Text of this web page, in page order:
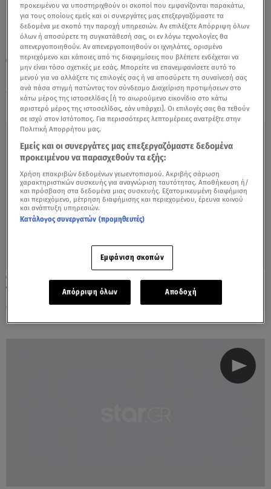
16.05.25, 14:25
Καλλίρης για Klavdia: «Έχει μια φωνή από
εδώ μέχρι το υπερπέραν»
Το συγκινητικό δώρο του Θάνου Καλλίρη
στη Ναταλία Γερμανού
προκειμένου να υποστηριχθούν οι σκοποί που εμφανίζονται παρακάτω,
για τους οποίους εμείς και οι συνεργάτες μας επεξεργαζόμαστε τα
δεδομένα με σκοπό την παροχή υπηρεσιών. Αν επιλέξετε Απόρριψη όλων
όλων ή αποσύρετε τη συγκατάθεσή σας, οι εν λόγω τεχνολογίες θα
απενεργοποιηθούν. Αν απενεργοποιηθούν οι ιχνηλάτες, ορισμένο
περιεχόμενο και κάποιες από τις διαφημίσεις που βλέπετε ενδέχεται να
μην είναι τόσο σχετικές με εσάς. Μπορείτε να επανεμφανίσετε αυτό το
μενού για να αλλάξετε τις επιλογές σας ή να αποσύρετε τη συναίνεσή σας
ανά πάσα στιγμή πατώντας τον σύνδεσμο Διαχείριση προτιμήσεων στο
κάτω μέρος της ιστοσελίδας [ή το αιωρούμενο εικονίδιο στο κάτω
αριστερό μέρος της ιστοσελίδας, εάν υπάρχει]. Οι επιλογές σας θα τεθούν
σε ισχύ στον Ιστότοπος. Για περισσότερες λεπτομέρειες ανατρέξτε στην
Πολιτική Απορρήτου μας.
Εμείς και οι συνεργάτες μας επεξεργαζόμαστε δεδομένα
προκειμένου να παρασχεθούν τα εξής:
Χρήση επακριβών δεδομένων γεωεντοπισμού. Ακριβής σάρωση
χαρακτηριστικών συσκευής για αναγνώριση ταυτότητας. Αποθήκευση ή/
και πρόσβαση στα δεδομένα μιας συσκευής. Εξατομικευμένη διαφήμιση
και περιεχόμενο, μέτρηση διαφήμισης και περιεχομένου, έρευνα κοινού
και ανάπτυξη υπηρεσιών.
Κατάλογος συνεργατών (προμηθευτές)
Εμφάνιση σκοπών
Απόρριψη όλων Αποδοχή